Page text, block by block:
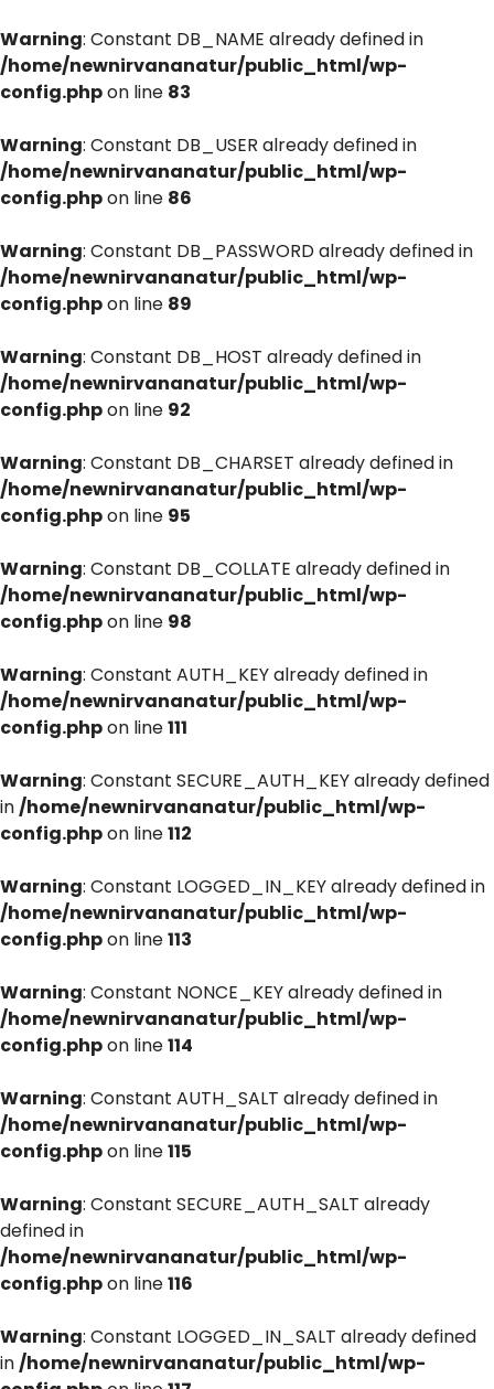
Warning: Constant DB_NAME already defined in
/home/newnirvananatur/public_html/wp-
config.phpon line 83
Warning: Constant DB_USER already defined in
/home/newnirvananatur/public_html/wp-
config.phpon line 86
Warning: Constant DB_PASSWORD already defined in
/home/newnirvananatur/public_html/wp-
config.phpon line 89
Warning: Constant DB_HOST already defined in
/home/newnirvananatur/public_html/wp-
config.phpon line 92
Warning: Constant DB_CHARSET already defined in
/home/newnirvananatur/public_html/wp-
config.phpon line 95
Warning: Constant DB_COLLATE already defined in
/home/newnirvananatur/public_html/wp-
config.phpon line 98
Warning: Constant AUTH_KEY already defined in
/home/newnirvananatur/public_html/wp-
config.phpon line111
Warning: Constant SECURE_AUTH_KEY already defined
in/home/newnirvananatur/public_html/wp-
config.phpon line112
Warning: Constant LOGGED_IN_KEY already defined in
/home/newnirvananatur/public_html/wp-
config.phpon line113
Warning: Constant NONCE_KEY already defined in
/home/newnirvananatur/public_html/wp-
config.phpon line114
Warning: Constant AUTH_SALT already defined in
/home/newnirvananatur/public_html/wp-
config.phpon line115
Warning: Constant SECURE_AUTH_SALT already
defined in
/home/newnirvananatur/public_html/wp-
config.phpon line116
Warning: Constant LOGGED_IN_SALT already defined
in/home/newnirvananatur/public_html/wp-